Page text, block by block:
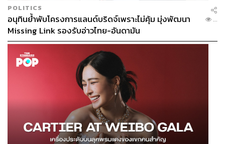
POLITICS
อนุทินย้ำพับโครงการแลนด์บริดจ์เพราะไม่คุ้ม มุ่งพัฒนา
Missing Link รองรับอ่าวไทย-อันดามัน
...